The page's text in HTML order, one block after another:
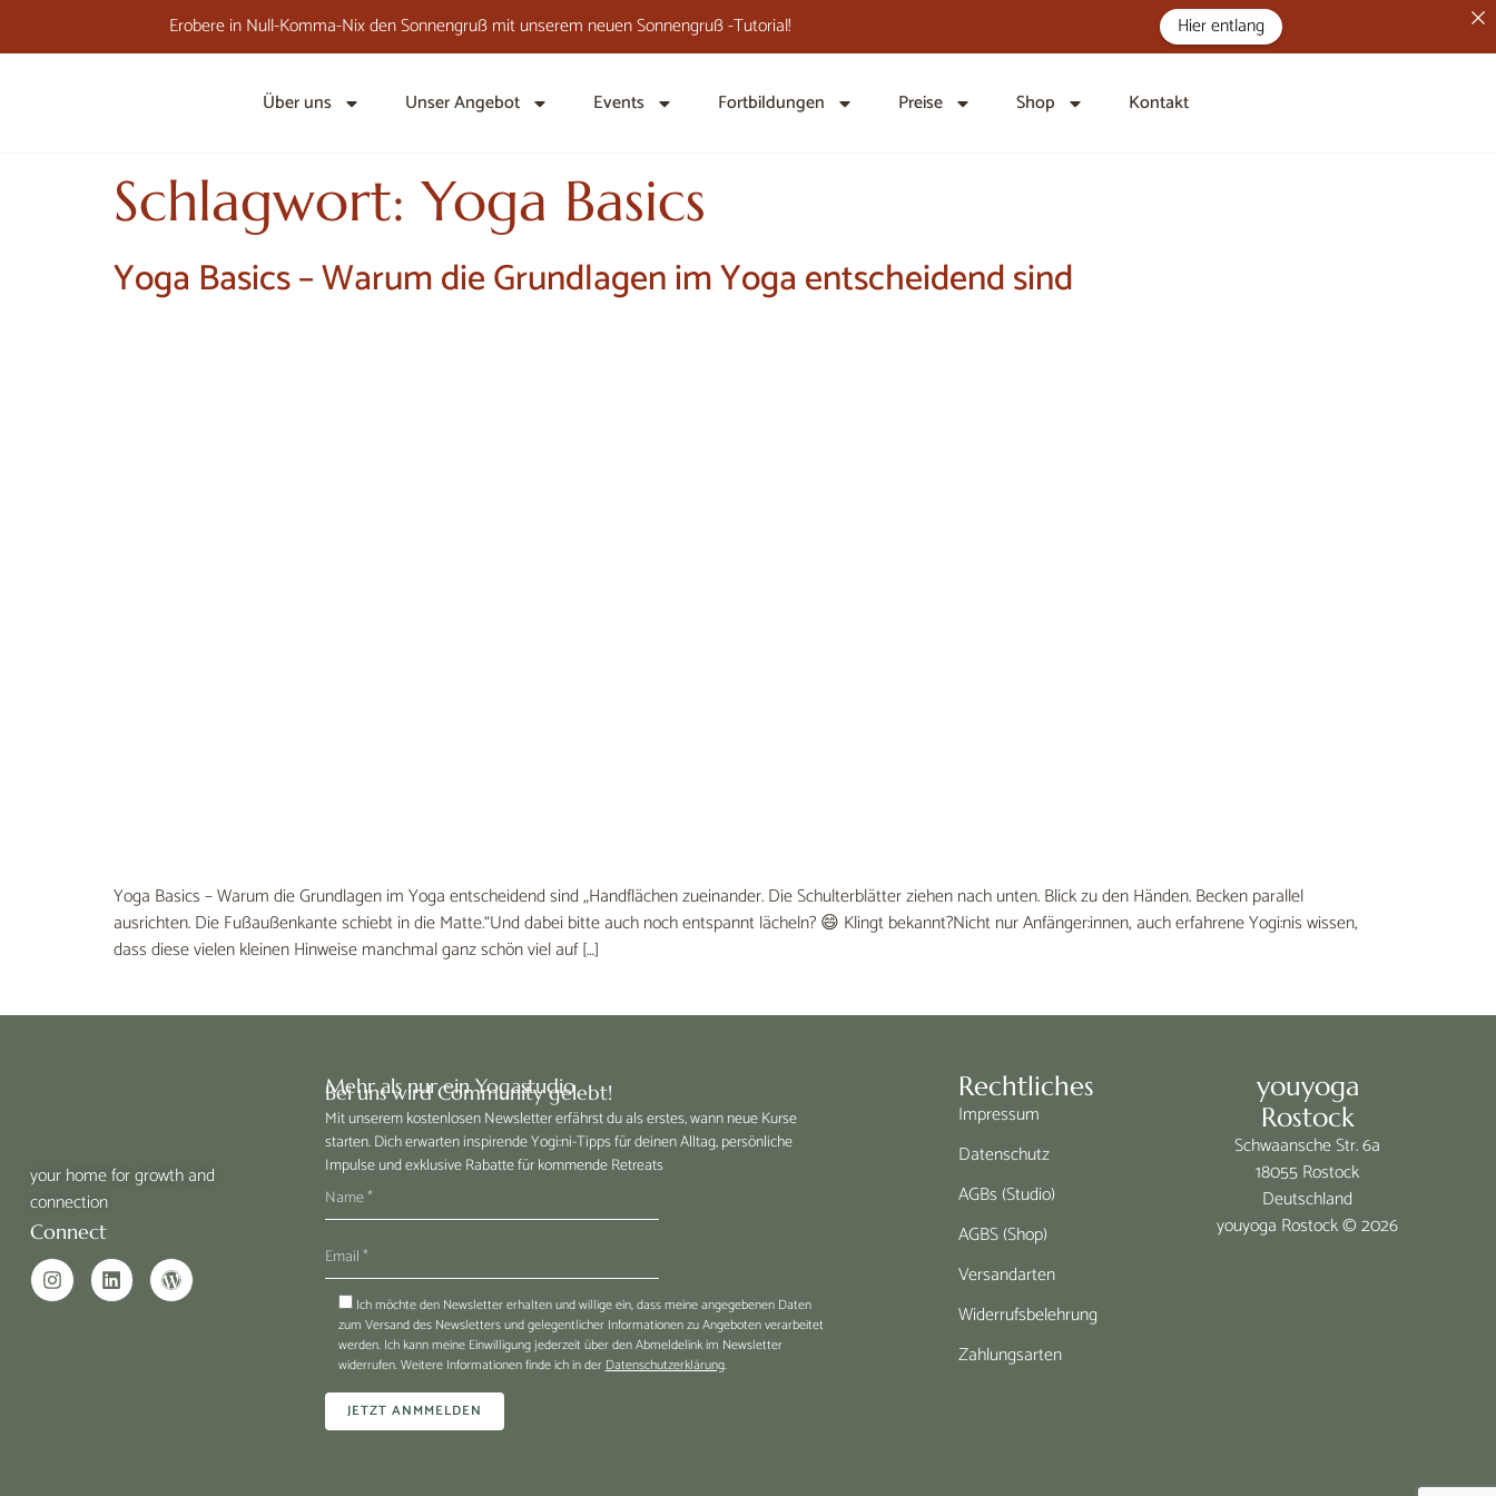
Erobere in Null-Komma-Nix den Sonnengruß mit unserem neuen Sonnengruß -Tutorial! Hier entlang
Über uns Unser Angebot Events Fortbildungen Preise Shop Kontakt
Schlagwort:Yoga Basics
Yoga Basics – Warum die Grundlagen im Yoga entscheidend sind
Yoga Basics – Warum die Grundlagen im Yoga entscheidend sind „Handflächen zueinander. Die Schulterblätter ziehen nach unten. Blick zu den Händen. Becken parallel
ausrichten. Die Fußaußenkante schiebt in die Matte.“Und dabei bitte auch noch entspannt lächeln? 😄 Klingt bekannt?Nicht nur Anfänger:innen, auch erfahrene Yogi:nis wissen,
dass diese vielen kleinen Hinweise manchmal ganz schön viel auf […]
your home for growth and
connection
Connect
Mehr als nur ein Yogastudio
Bei uns wird Community gelebt!
Mit unserem kostenlosen Newsletter erfährst du als erstes, wann neue Kurse
starten. Dich erwarten inspirende Yogi:ni-Tipps für deinen Alltag, persönliche
Impulse und exklusive Rabatte für kommende Retreats
Ich möchte den Newsletter erhalten und willige ein, dass meine angegebenen Daten
zum Versand des Newsletters und gelegentlicher Informationen zu Angeboten verarbeitet
werden. Ich kann meine Einwilligung jederzeit über den Abmeldelink im Newsletter
widerrufen. Weitere Informationen finde ich in derDatenschutzerklärung.
Rechtliches
Impressum
Datenschutz
AGBs (Studio)
AGBS (Shop)
Versandarten
Widerrufsbelehrung
Zahlungsarten
youyoga
Rostock
Schwaansche Str. 6a
18055 Rostock
Deutschland
youyoga Rostock © 2026